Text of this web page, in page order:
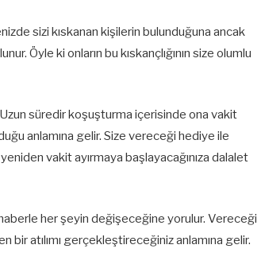
sizi kıskanan kişilerin bulunduğuna ancak
Öyle ki onların bu kıskançlığının size olumlu
süredir koşuşturma içerisinde ona vakit
anlamına gelir. Size vereceği hediye ile
vakit ayırmaya başlayacağınıza dalalet
her şeyin değişeceğine yorulur. Vereceği
atılımı gerçekleştireceğiniz anlamına gelir.